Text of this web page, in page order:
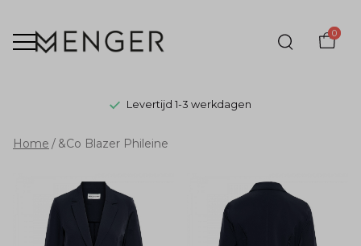
0
Levertijd 1-3 werkdagen
&Co
Blazer
Phileine
Home &Co Blazer Phileine